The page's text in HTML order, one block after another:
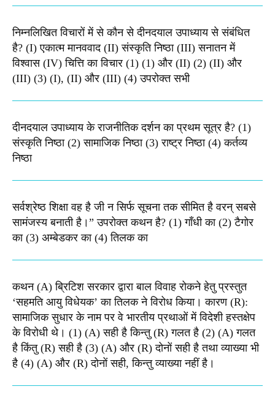
निम्नलिखित विचारों में से कौन से दीनदयाल उपाध्याय से संबंधित
है? (I) एकात्म मानववाद (II) संस्कृति निष्ठा (III) सनातन में
विश्वास (IV) चित्ति का विचार (1) (1) और (II) (2) (II) और
(III) (3) (I), (II) और (III) (4) उपरोक्त सभी
दीनदयाल उपाध्याय के राजनीतिक दर्शन का प्रथम सूत्र है? (1)
संस्कृति निष्ठा (2) सामाजिक निष्ठा (3) राष्ट्र निष्ठा (4) कर्तव्य
निष्ठा
सर्वश्रेष्ठ शिक्षा वह है जी न सिर्फ सूचना तक सीमित है वरन् सबसे
सामंजस्य बनाती है।” उपरोक्त कथन है? (1) गाँधी का (2) टैगोर
का (3) अम्बेडकर का (4) तिलक का
कथन (A) ब्रिटिश सरकार द्वारा बाल विवाह रोकने हेतु प्रस्तुत
‘सहमति आयु विधेयक’ का तिलक ने विरोध किया। कारण (R):
सामाजिक सुधार के नाम पर वे भारतीय प्रथाओं में विदेशी हस्तक्षेप
के विरोधी थे। (1) (A) सही है किन्तु (R) गलत है (2) (A) गलत
है किंतु (R) सही है (3) (A) और (R) दोनों सही है तथा व्याख्या भी
है (4) (A) और (R) दोनों सही, किन्तु व्याख्या नहीं है।